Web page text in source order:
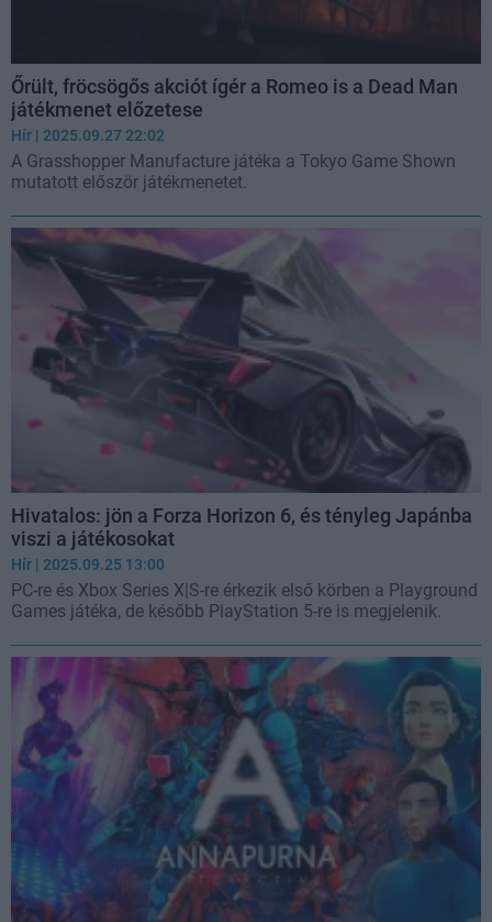
Őrült, fröcsögős akciót ígér a Romeo is a Dead Man
játékmenet előzetese
Hír | 2025.09.27 22:02
A Grasshopper Manufacture játéka a Tokyo Game Shown
mutatott először játékmenetet.
Hivatalos: jön a Forza Horizon 6, és tényleg Japánba
viszi a játékosokat
Hír | 2025.09.25 13:00
PC-re és Xbox Series X|S-re érkezik első körben a Playground
Games játéka, de később PlayStation 5-re is megjelenik.